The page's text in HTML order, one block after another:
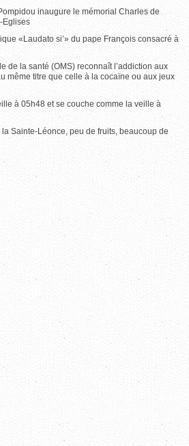
inaugure le mémorial Charles de
Eglises
«Laudato si’» du pape François consacré à
de la santé (OMS) reconnaît l’addiction aux
même titre que celle à la cocaïne ou aux jeux
à 05h48 et se couche comme la veille à
Sainte-Léonce, peu de fruits, beaucoup de